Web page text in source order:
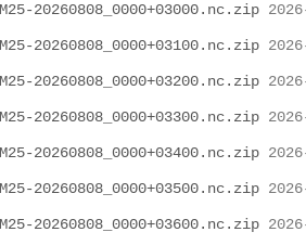
20260808_0000+03000.nc.zip
20260808_0000+03100.nc.zip
20260808_0000+03200.nc.zip
20260808_0000+03300.nc.zip
20260808_0000+03400.nc.zip
20260808_0000+03500.nc.zip
20260808_0000+03600.nc.zip